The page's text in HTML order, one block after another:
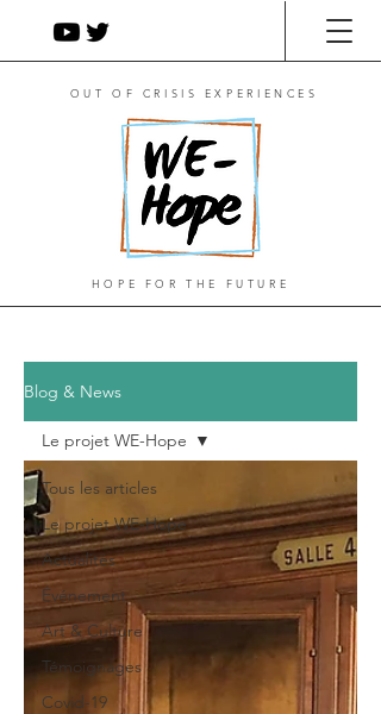
OUT OF CRISIS EXPERIENCES
HOPE FOR THE FUTURE
Blog & News
Tous les articles
Le projet WE-Hope
Actualités
Événement
Art & Culture
Témoignages
Covid-19
Le projet WE-Hope